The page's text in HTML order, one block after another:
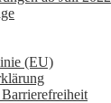
(EU)